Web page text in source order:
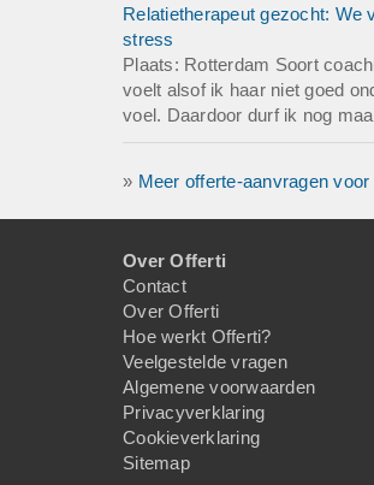
Relatietherapeut gezocht: We
stress
Plaats: Rotterdam Soort
voelt alsof ik haar niet goed
voel. Daardoor durf ik nog
» Meer offerte-aanvragen
Over Offerti
Contact
Over Offerti
Hoe werkt Offerti?
Veelgestelde vragen
Algemene voorwaarden
Privacyverklaring
Cookieverklaring
Sitemap